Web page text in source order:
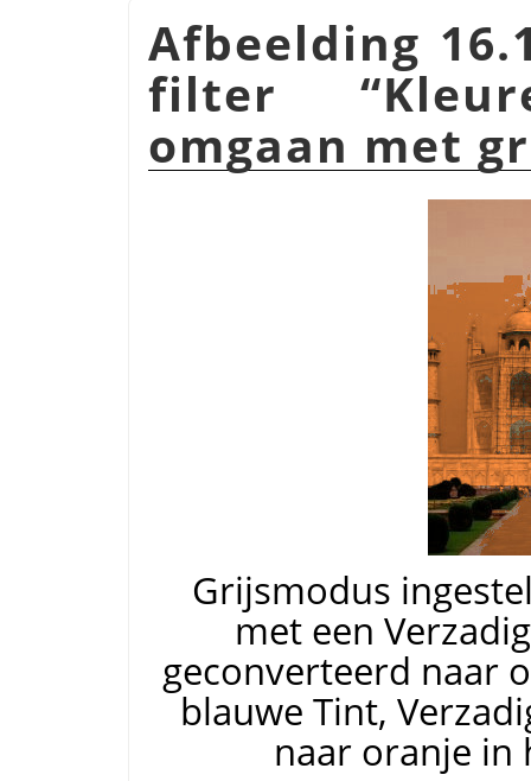
Afbeelding
filter “
omgaan met
Grijsmodus
met een
geconverteerd naar
blauwe Tint,
naar oranje in